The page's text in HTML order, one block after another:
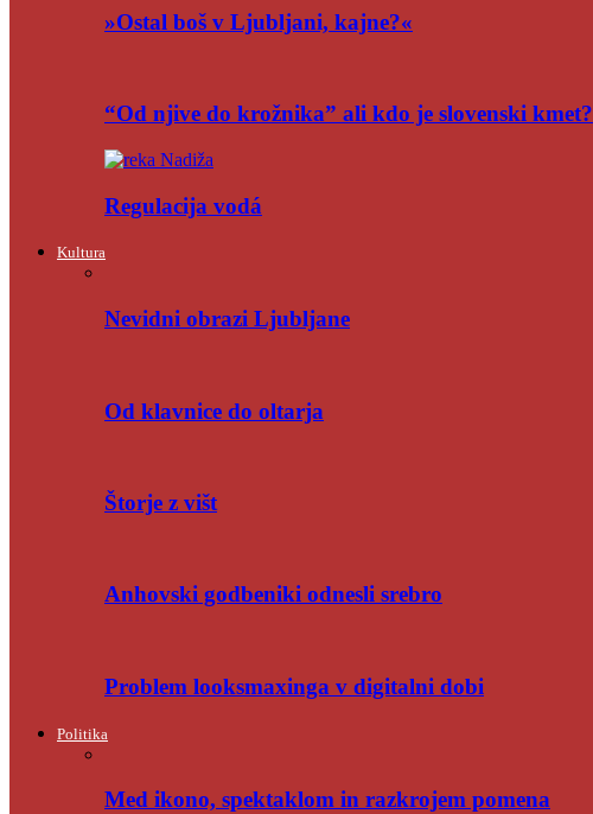
»Ostal boš v Ljubljani, kajne?«
“Od njive do krožnika” ali kdo je slovenski kmet?
Regulacija vodá
Kultura
Nevidni obrazi Ljubljane
Od klavnice do oltarja
Štorje z višt
Anhovski godbeniki odnesli srebro
Problem looksmaxinga v digitalni dobi
Politika
Med ikono, spektaklom in razkrojem pomena